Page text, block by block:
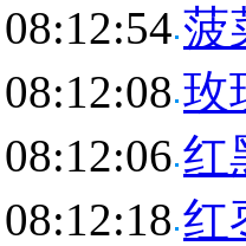
菠
玫
红
红